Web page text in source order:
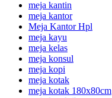
meja kantin
meja kantor
Meja Kantor Hpl
meja kayu
meja kelas
meja konsul
meja kopi
meja kotak
meja kotak 180x80cm